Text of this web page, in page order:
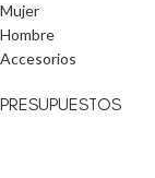
Mujer
Hombre
Accesorios
PRESUPUESTOS